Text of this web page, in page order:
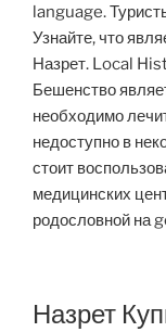
language.
Узнайте, что
Назрет. Local
Бешенство
необходимо
недоступно в
стоит
медицинских
родословной на
Назрет